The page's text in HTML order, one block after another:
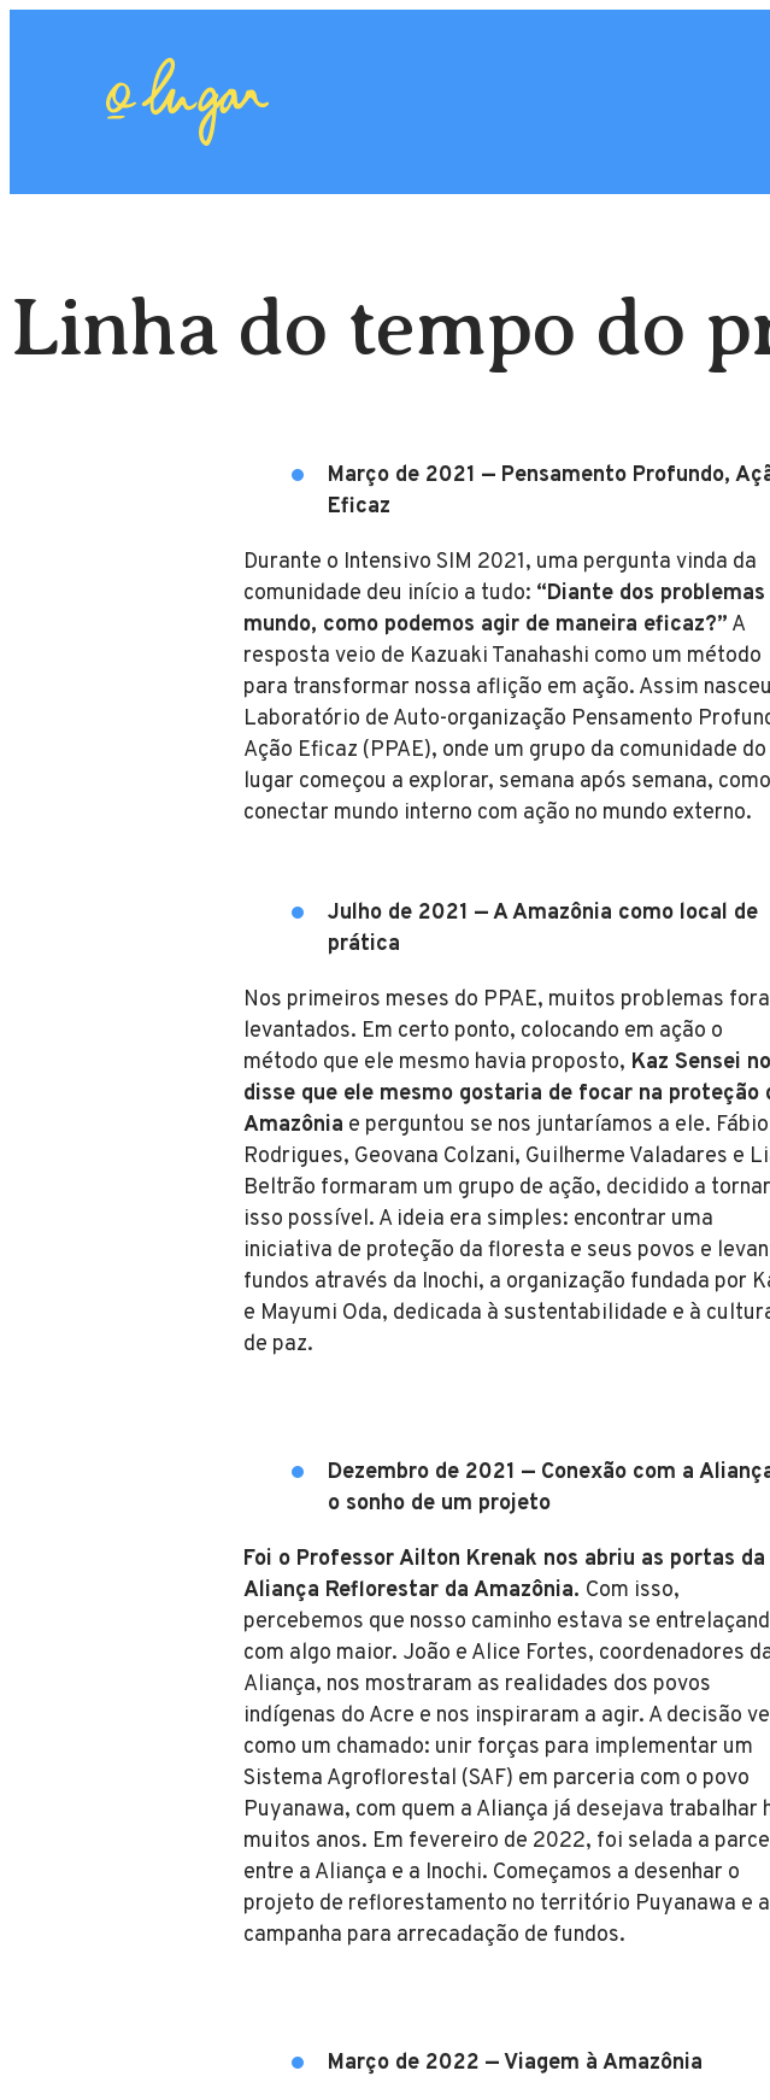
Linha do tempo do
Março de 2021 — Pensamento Profundo,
Eficaz
Durante o Intensivo SIM 2021, uma pergunta vinda da
comunidade deu início a tudo: “Diante dos problemas
mundo, como podemos agir de maneira eficaz?” A
resposta veio de Kazuaki Tanahashi como um método
para transformar nossa aflição em ação. Assim
Laboratório de Auto-organização Pensamento
Ação Eficaz (PPAE), onde um grupo da comunidade do
lugar começou a explorar, semana após semana, como
conectar mundo interno com ação no mundo externo.
Julho de 2021 — A Amazônia como local de
prática
Nos primeiros meses do PPAE, muitos problemas
levantados. Em certo ponto, colocando em ação o
método que ele mesmo havia proposto, Kaz Sensei
disse que ele mesmo gostaria de focar na proteção
Amazônia e perguntou se nos juntaríamos a ele. Fábio
Rodrigues, Geovana Colzani, Guilherme Valadares e
Beltrão formaram um grupo de ação, decidido a tornar
isso possível. A ideia era simples: encontrar uma
iniciativa de proteção da floresta e seus povos e
fundos através da Inochi, a organização fundada por
e Mayumi Oda, dedicada à sustentabilidade e à
de paz.
Dezembro de 2021 — Conexão com a
o sonho de um projeto
Foi o Professor Ailton Krenak nos abriu as portas da
Aliança Reflorestar da Amazônia. Com isso,
percebemos que nosso caminho estava se
com algo maior. João e Alice Fortes, coordenadores
Aliança, nos mostraram as realidades dos povos
indígenas do Acre e nos inspiraram a agir. A decisão
como um chamado: unir forças para implementar um
Sistema Agroflorestal (SAF) em parceria com o povo
Puyanawa, com quem a Aliança já desejava trabalhar
muitos anos. Em fevereiro de 2022, foi selada a
entre a Aliança e a Inochi. Começamos a desenhar o
projeto de reflorestamento no território Puyanawa e a
campanha para arrecadação de fundos.
Março de 2022 — Viagem à Amazônia